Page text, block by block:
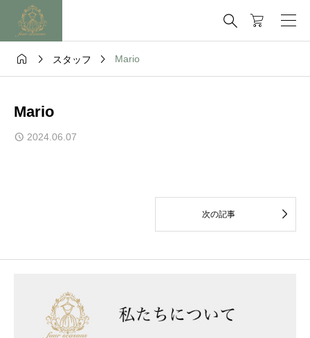

  スタッフ  Mario
Mario
2024.06.07
次の記事 